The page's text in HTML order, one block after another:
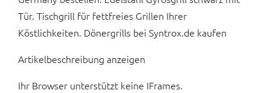
Tür. Tischgrill für fettfreies Grillen Ihrer
Köstlichkeiten. Dönergrills bei Syntrox.de kaufen
Artikelbeschreibung anzeigen
Ihr Browser unterstützt keine IFrames.